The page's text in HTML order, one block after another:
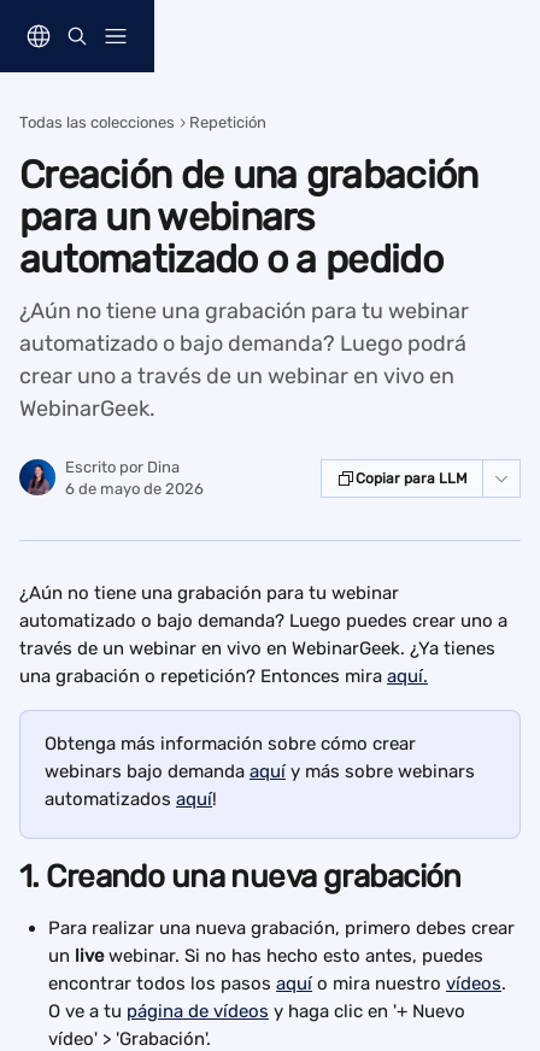
Todas las colecciones Repetición
Creación de una grabación
para un webinars
automatizado o a pedido
¿Aún no tiene una grabación para tu webinar
automatizado o bajo demanda? Luego podrá
crear uno a través de un webinar en vivo en
WebinarGeek.
Escrito por Dina
6 de mayo de 2026
Copiar para LLM
¿Aún no tiene una grabación para tu webinar
automatizado o bajo demanda? Luego puedes crear uno a
través de un webinar en vivo en WebinarGeek. ¿Ya tienes
una grabación o repetición? Entonces mira aquí.
Obtenga más información sobre cómo crear
webinars bajo demanda aquí y más sobre webinars
automatizados aquí!
1. Creando una nueva grabación
Para realizar una nueva grabación, primero debes crear
un live webinar. Si no has hecho esto antes, puedes
encontrar todos los pasos aquí o mira nuestro vídeos.
O ve a tu página de vídeos y haga clic en '+ Nuevo
vídeo' > 'Grabación'.